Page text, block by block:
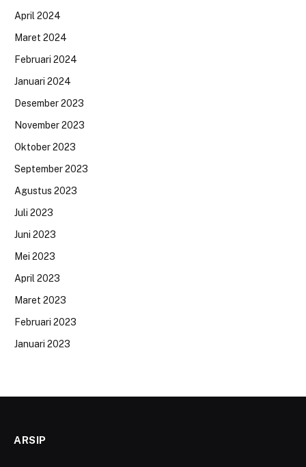
April 2024
Maret 2024
Februari 2024
Januari 2024
Desember 2023
November 2023
Oktober 2023
September 2023
Agustus 2023
Juli 2023
Juni 2023
Mei 2023
April 2023
Maret 2023
Februari 2023
Januari 2023
ARSIP